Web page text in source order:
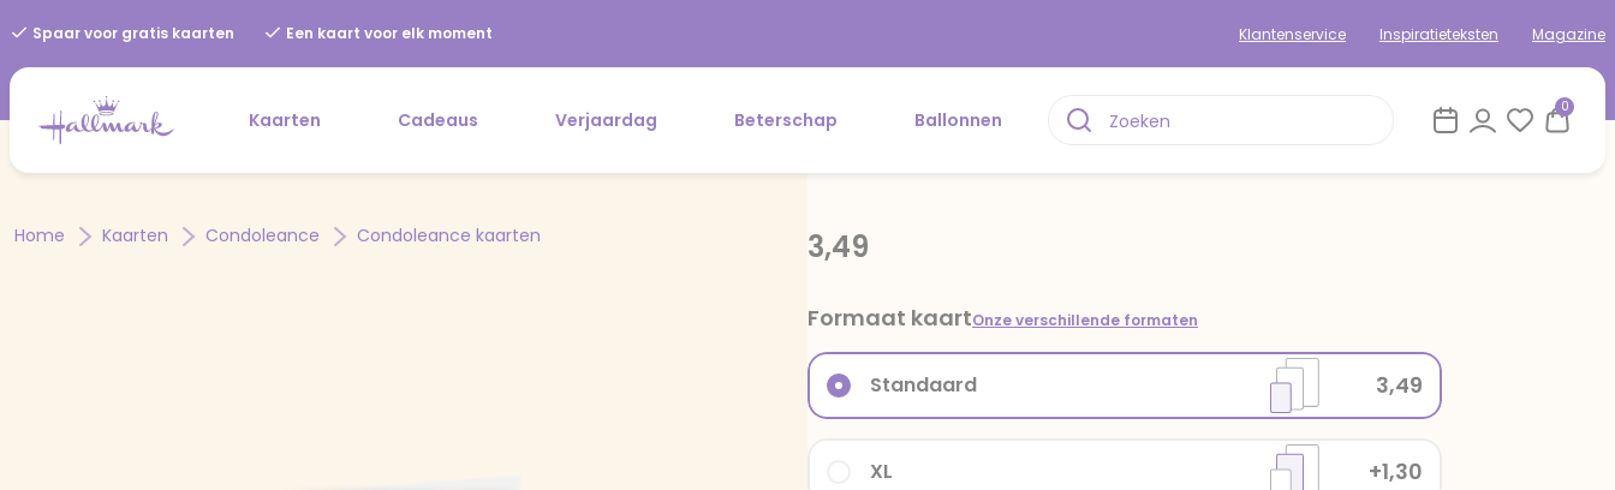
Spaar voor gratis kaarten Een kaart voor elk moment Klantenservice Inspiratieteksten Magazine
Kaarten Cadeaus Verjaardag Beterschap Ballonnen
0
Home Kaarten Condoleance Condoleance kaarten 3,49
Formaat kaartOnze verschillende formaten
XL +1,30
Standaard 3,49